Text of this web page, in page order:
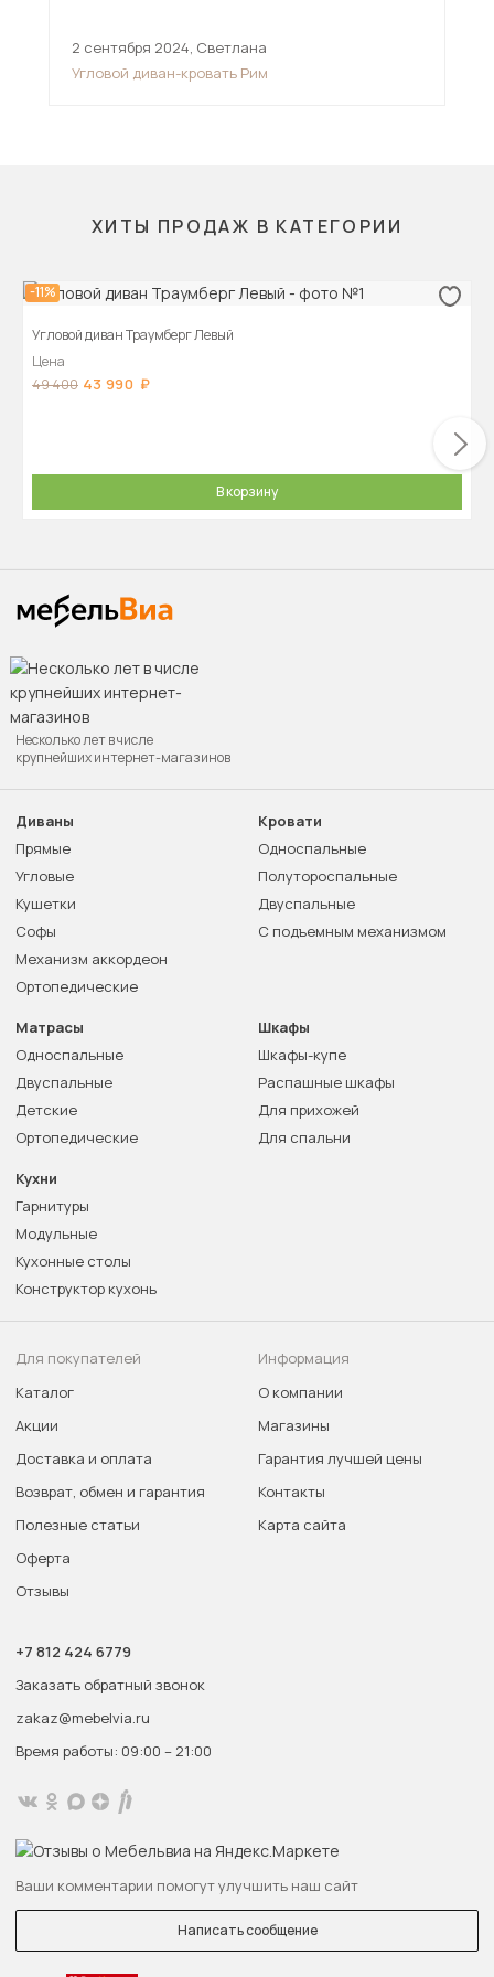
2 сентября 2024, Светлана
Угловой диван-кровать Рим
ХИТЫ ПРОДАЖ В КАТЕГОРИИ
-11%
Угловой диван Траумберг Левый
Цена
49 400 43 990
В корзину
Несколько лет в числе
крупнейших интернет-магазинов
Диваны
Прямые
Угловые
Кушетки
Софы
Механизм аккордеон
Ортопедические
Кровати
Односпальные
Полутороспальные
Двуспальные
С подъемным механизмом
Матрасы
Односпальные
Двуспальные
Детские
Ортопедические
Шкафы
Шкафы-купе
Распашные шкафы
Для прихожей
Для спальни
Кухни
Гарнитуры
Модульные
Кухонные столы
Конструктор кухонь
Для покупателей
Каталог
Акции
Доставка и оплата
Возврат, обмен и гарантия
Полезные статьи
Оферта
Отзывы
Информация
О компании
Магазины
Гарантия лучшей цены
Контакты
Карта сайта
+7 812 424 6779
Заказать обратный звонок
zakaz@mebelvia.ru
Время работы: 09:00 – 21:00
Ваши комментарии помогут улучшить наш сайт
Написать сообщение